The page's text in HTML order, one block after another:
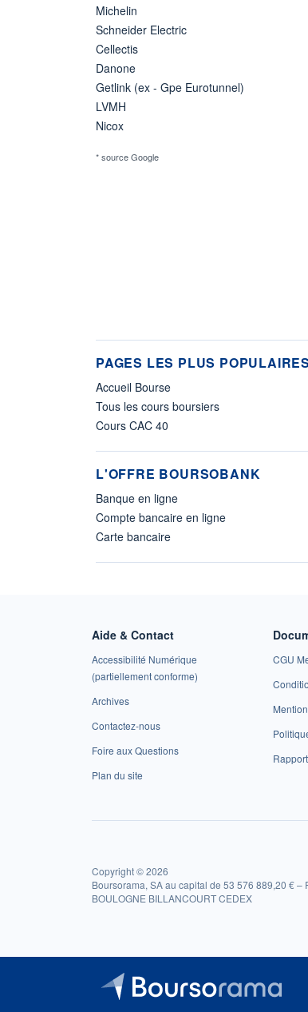
Michelin
Schneider Electric
Cellectis
Danone
Getlink (ex - Gpe Eurotunnel)
LVMH
Nicox
* source Google
PAGES LES PLUS POPULAIRES
Accueil Bourse
Tous les cours boursiers
Cours CAC 40
L'OFFRE BOURSOBANK
Banque en ligne
Compte bancaire en ligne
Carte bancaire
Aide & Contact
Accessibilité Numérique
(partiellement conforme)
Archives
Contactez-nous
Foire aux Questions
Plan du site
CGU
Copyright © 2026
Boursorama, SA au capital de 53 576 889,20 €
BOULOGNE BILLANCOURT CEDEX